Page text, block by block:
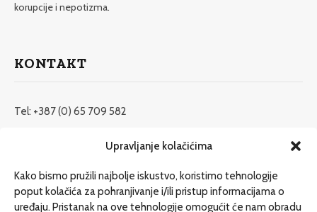
Upravljanje kolačićima
Kako bismo pružili najbolje iskustvo, koristimo tehnologije
poput kolačića za pohranjivanje i/ili pristup informacijama o
uređaju. Pristanak na ove tehnologije omogućit će nam obradu
korupcije i nepotizma.
KONTAKT
Tel: +387 (0) 65 709 582
redakcija@etrafika.net